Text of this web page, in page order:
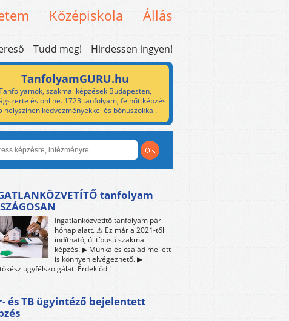
Középiskola Állás
Tudd meg! Hirdessen ingyen!
TanfolyamGURU.hu
szakmai képzések Budapesten,
és online. 1723 tanfolyam, felnőttképzés
helyszínen kedvezményekkel és bónuszokkal.
tanfolyam
Ingatlanközvetítő tanfolyam pár
hónap alatt. ⚠ Ez már a 2021-től
indítható, új típusú szakmai
képzés. ▶ Munka és család mellett
is könnyen elvégezhető. ▶
ügyfélszolgálat. Érdeklődj!
és TB ügyintéző bejelentett